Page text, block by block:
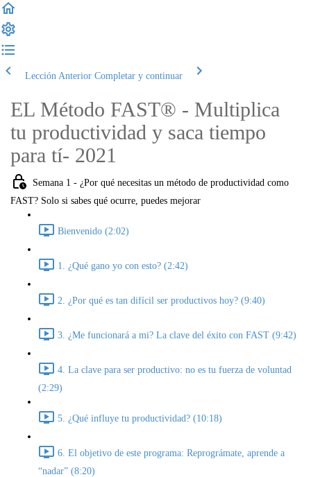
Lección Anterior Completar y continuar
EL Método FAST® - Multiplica
tu productividad y saca tiempo
para tí- 2021
Semana 1 - ¿Por qué necesitas un método de productividad como
FAST? Solo si sabes qué ocurre, puedes mejorar
Bienvenido (2:02)
1. ¿Qué gano yo con esto? (2:42)
2. ¿Por qué es tan difícil ser productivos hoy? (9:40)
3. ¿Me funcionará a mi? La clave del éxito con FAST (9:42)
4. La clave para ser productivo: no es tu fuerza de voluntad
(2:29)
5. ¿Qué influye tu productividad? (10:18)
6. El objetivo de este programa: Reprográmate, aprende a
“nadar” (8:20)